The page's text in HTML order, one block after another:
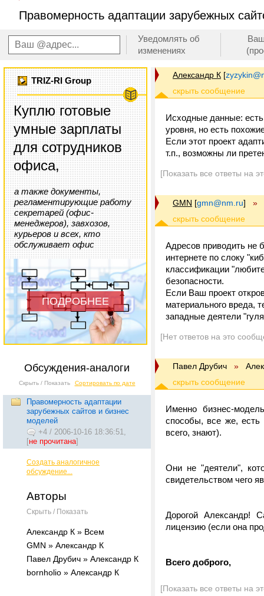
Правомерность адаптации зарубежных
Уведомлять об
изменениях
TRIZ-RI Group
Куплю готовые
умные зарплаты
для сотрудников
офиса,
а также документы,
регламентирующие работу
секретарей (офис-
менеджеров), завхозов,
курьеров и всех, кто
обслуживает офис
ПОДРОБНЕЕ
Обсуждения-аналоги
Скрыть / Показать Сортировать по дате
Правомерность адаптации
зарубежных сайтов и бизнес
моделей
+4 / 2006-10-16 18:36:51,
[не прочитана]
Создать аналогичное
обсуждение...
Авторы
Скрыть / Показать
Александр К » Всем
GMN » Александр К
Павел Друбич » Александр К
bornholio » Александр К
Александр К [
Исходные данные: есть
уровня, но есть
Если этот проект
т.п., возможны ли
[Показать все ответы на
GMN [gmn@nm.ru] »
Адресов приводить не
интернете по слоку
классификации
безопасности.
Если Ваш проект
материального вреда,
западные деятели
[Нет ответов на это
Павел Друбич »
Именно бизнес-
способы, все же,
всего, знают).
Они не "деятели",
свидетельством чего
Дорогой Александр!
лицензию (если она
Всего доброго,
[Показать все ответы на